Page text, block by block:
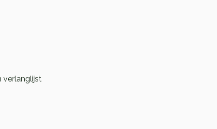
verlanglijst